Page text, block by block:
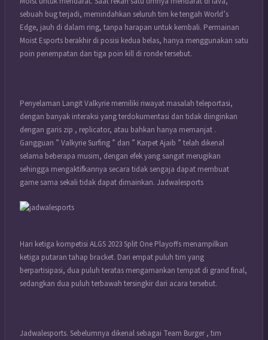
sebuah bug terjadi, memindahkan seluruh tim ke tengah World’s
Edge, jauh di dalam ring, tanpa harapan untuk kembali. Permainan
Moist Esports berakhir di posisi kedua belas, hanya menggunakan satu
poin penempatan dan tiga poin kill di ronde tersebut.
Penyelaman Langit Valkyrie memiliki riwayat masalah teleportasi,
dengan banyak interaksi yang terdokumentasi dan tidak diinginkan
dengan garis zip , replicator, atau bahkan hanya memanjat .
Gangguan ” Valkyrie Surfing ” dan ” Karpet Ajaib ” telah dikenal
selama beberapa musim, dengan efek yang sangat merugikan
sehingga mengaktifkannya secara tidak sengaja dapat membuat
game sama sekali tidak dapat dimainkan. Jadwalesports
Hari ketiga kompetisi ALGS 2023 Split One Playoffs menampilkan
ketiga putaran tahap bracket. Dari empat puluh tim yang
berpartisipasi, dua puluh teratas mengamankan tempat di grand final,
sedangkan dua puluh terbawah tersingkir dari acara tersebut.
Jadwalesports. Sebelumnya dikenal sebagai Team Burger , tim